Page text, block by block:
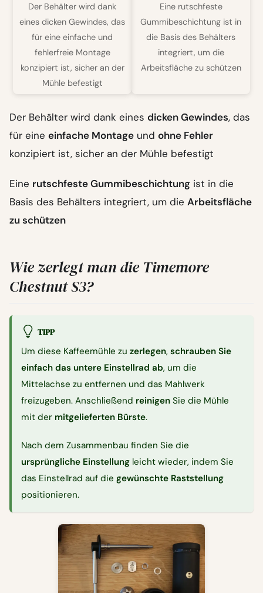
Der Behälter wird dank
eines dicken Gewindes, das
für eine einfache und
fehlerfreie Montage
konzipiert ist, sicher an der
Mühle befestigt
Eine rutschfeste
Gummibeschichtung ist in
die Basis des Behälters
integriert, um die
Arbeitsfläche zu schützen
Der Behälter wird dank eines dicken Gewindes, das
für eine einfache Montage und ohne Fehler
konzipiert ist, sicher an der Mühle befestigt
Eine rutschfeste Gummibeschichtung ist in die
Basis des Behälters integriert, um die Arbeitsfläche
zu schützen
Wie zerlegt man die Timemore
Chestnut S3?
TIPP
Um diese Kaffeemühle zu zerlegen, schrauben Sie
einfach das untere Einstellrad ab, um die
Mittelachse zu entfernen und das Mahlwerk
freizugeben. Anschließend reinigen Sie die Mühle
mit der mitgelieferten Bürste.
Nach dem Zusammenbau finden Sie die
ursprüngliche Einstellung leicht wieder, indem Sie
das Einstellrad auf die gewünschte Raststellung
positionieren.